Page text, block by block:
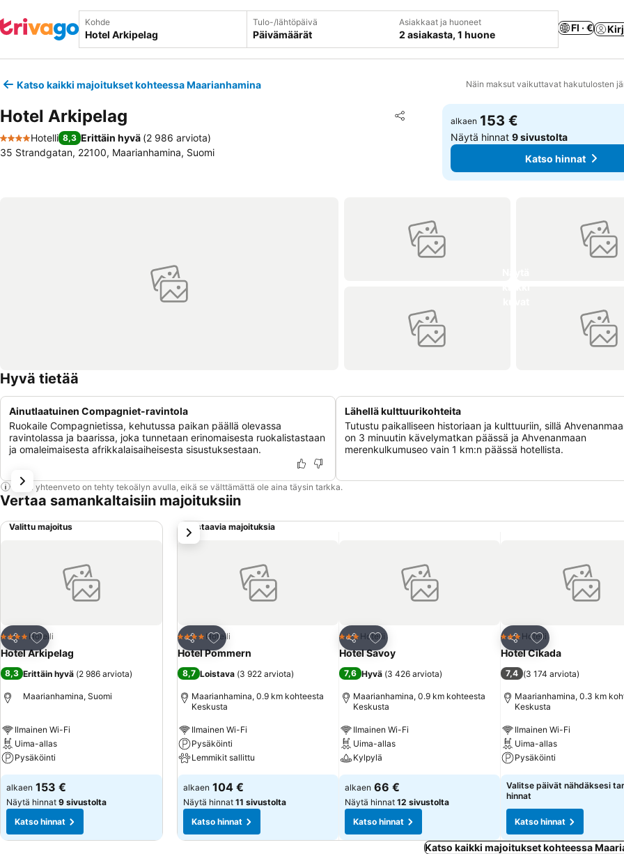
Kohde Tulo-/lähtöpäivä
Päivämäärät
Asiakkaat ja huoneet
2 asiakasta, 1 huone
FI · €
Katso kaikki majoitukset kohteessa Maarianhamina Näin maksut vaikuttavat hakutulosten
Hotel Arkipelag Jaa
Lisää suosikkeihin
4 Tähtiluokitus
Hotelli 8,3 Erittäin hyvä (2 986 arviota)
35 Strandgatan, 22100, Maarianhamina, Suomi
alkaen 153 €
Näytä hinnat9 sivustolta
Katso hinnat
Hyvä tietää
Ainutlaatuinen Compagniet-ravintola
Ruokaile Compagnietissa, kehutussa paikan päällä olevassa
ravintolassa ja baarissa, joka tunnetaan erinomaisesta ruokalistastaan
ja omaleimaisesta afrikkalaisaiheisesta sisustuksestaan.
Lähellä kulttuurikohteita
Tutustu paikalliseen historiaan ja kulttuuriin, sillä
on 3 minuutin kävelymatkan päässä ja Ahvenanmaan
merenkulkumuseo vain 1 km:n päässä hotellista.
Tämä yhteenveto on tehty tekoälyn avulla, eikä se välttämättä ole aina täysin tarkka.
Vertaa samankaltaisiin majoituksiin
Valittu majoitus
Jaa
Lisää suosikkeihin
4 Tähtiluokitus
Hotelli
Hotel Arkipelag
8,3 Erittäin hyvä (2 986 arviota)
Maarianhamina, Suomi
Ilmainen Wi-Fi
Uima-allas
Pysäköinti
alkaen 153 €
Näytä hinnat 9 sivustolta
Katso hinnat
Vastaavia majoituksia
Jaa
Lisää suosikkeihin
4 Tähtiluokitus
Hotelli
Hotel Pommern
8,7 Loistava (3 922 arviota)
Maarianhamina, 0.9 km kohteesta
Keskusta
Ilmainen Wi-Fi
Pysäköinti
Lemmikit sallittu
alkaen 104 €
Näytä hinnat 11 sivustolta
Katso hinnat
Jaa
Lisää suosikkeihin
3 Tähtiluokitus
Hotelli
Hotel Savoy
7,6 Hyvä (3 426 arviota)
Maarianhamina, 0.9 km kohteesta
Keskusta
Ilmainen Wi-Fi
Uima-allas
Kylpylä
alkaen 66 €
Näytä hinnat 12 sivustolta
Katso hinnat
Jaa
Lisää suosikkeihin
3 Tähtiluokitus
Hotelli
Hotel Cikada
7,4 (3 174 arviota)
Maarianhamina, 0.3 km
Keskusta
Ilmainen Wi-Fi
Uima-allas
Pysäköinti
Valitse päivät nähdäksesi
hinnat
Katso hinnat
seuraava
Katso kaikki majoitukset kohteessa